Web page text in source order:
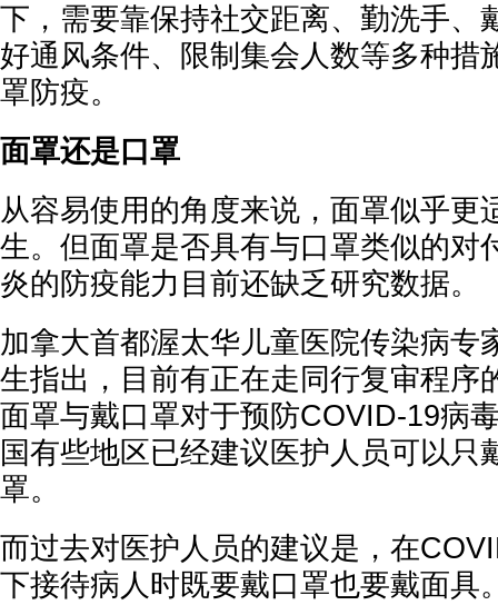
下，需要靠保持社交距离、勤洗手、
好通风条件、限制集会人数等多种措
罩防疫。
面罩还是口罩
从容易使用的角度来说，面罩似乎更
生。但面罩是否具有与口罩类似的对
炎的防疫能力目前还缺乏研究数据。
加拿大首都渥太华儿童医院传染病专
生指出，目前有正在走同行复审程序
面罩与戴口罩对于预防COVID-19病
国有些地区已经建议医护人员可以只
罩。
而过去对医护人员的建议是，在
下接待病人时既要戴口罩也要戴面具